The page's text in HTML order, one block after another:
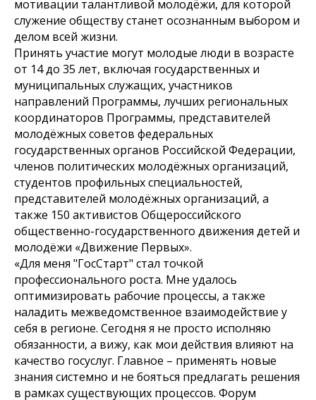
мотивации талантливой молодёжи, для которой
служение обществу станет осознанным выбором и
делом всей жизни.
Принять участие могут молодые люди в возрасте
от 14 до 35 лет, включая государственных и
муниципальных служащих, участников
направлений Программы, лучших региональных
координаторов Программы, представителей
молодёжных советов федеральных
государственных органов Российской Федерации,
членов политических молодёжных организаций,
студентов профильных специальностей,
представителей молодёжных организаций, а
также 150 активистов Общероссийского
общественно-государственного движения детей и
молодёжи «Движение Первых».
«Для меня "ГосСтарт" стал точкой
профессионального роста. Мне удалось
оптимизировать рабочие процессы, а также
наладить межведомственное взаимодействие у
себя в регионе. Сегодня я не просто исполняю
обязанности, а вижу, как мои действия влияют на
качество госуслуг. Главное – применять новые
знания системно и не бояться предлагать решения
в рамках существующих процессов. Форум